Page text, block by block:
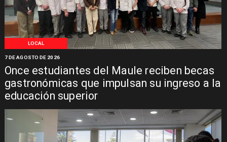
LOCAL
Once estudiantes del Maule reciben becas
gastronómicas que impulsan su ingreso a la
educación superior
7 DE AGOSTO DE 2026